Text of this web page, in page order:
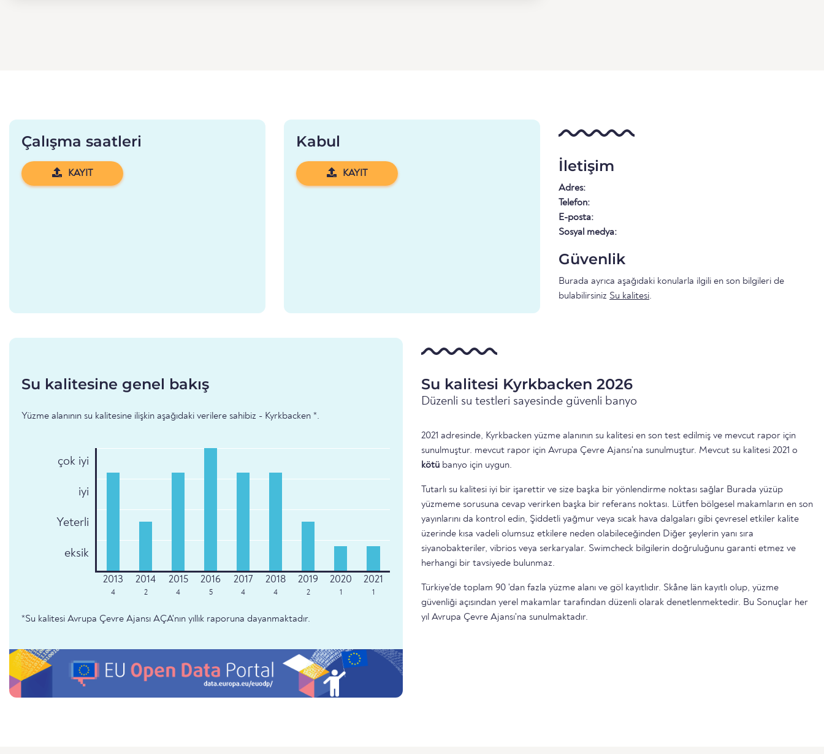
Çalışma saatleri
KAYIT
Kabul
KAYIT İletişim
Adres:
Telefon:
E-posta:
Sosyal medya:
Güvenlik
Burada ayrıca aşağıdaki konularla ilgili en son bilgileri de
bulabilirsiniz Su kalitesi.
Su kalitesine genel bakış
Yüzme alanının su kalitesine ilişkin aşağıdaki verilere sahibiz - Kyrkbacken *.
çok iyi
iyi
Yeterli
eksik
4 2 4 5 4 4 2 1 1
*Su kalitesi Avrupa Çevre Ajansı AÇA'nın yıllık raporuna dayanmaktadır.
Su kalitesi Kyrkbacken 2026
Düzenli su testleri sayesinde güvenli banyo
2021 adresinde, Kyrkbacken yüzme alanının su kalitesi en son test edilmiş ve mevcut rapor için
sunulmuştur. mevcut rapor için Avrupa Çevre Ajansı'na sunulmuştur. Mevcut su kalitesi 2021 o
kötü banyo için uygun.
Tutarlı su kalitesi iyi bir işarettir ve size başka bir yönlendirme noktası sağlar Burada yüzüp
yüzmeme sorusuna cevap verirken başka bir referans noktası. Lütfen bölgesel makamların en son
yayınlarını da kontrol edin, Şiddetli yağmur veya sıcak hava dalgaları gibi çevresel etkiler kalite
üzerinde kısa vadeli olumsuz etkilere neden olabileceğinden Diğer şeylerin yanı sıra
siyanobakteriler, vibrios veya serkaryalar. Swimcheck bilgilerin doğruluğunu garanti etmez ve
herhangi bir tavsiyede bulunmaz.
Türkiye'de toplam 90 'dan fazla yüzme alanı ve göl kayıtlıdır. Skåne län kayıtlı olup, yüzme
güvenliği açısından yerel makamlar tarafından düzenli olarak denetlenmektedir. Bu Sonuçlar her
yıl Avrupa Çevre Ajansı'na sunulmaktadır.